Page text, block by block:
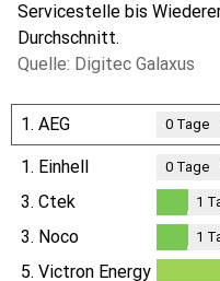
Servicestelle bis
Durchschnitt.
Quelle: Digitec Galaxus
1. AEG 0Tage
1. Einhell 0Tage
3. Ctek
Tag
1
3. Noco
Tag
1
5. Victron Energy